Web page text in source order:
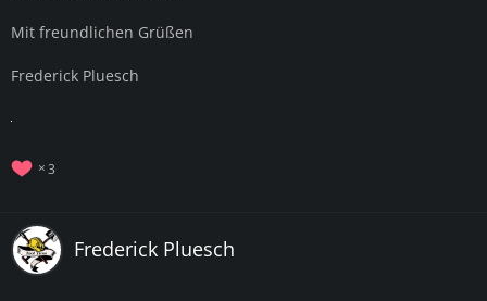
Mit freundlichen Grüßen
Frederick Pluesch
3
Frederick Pluesch